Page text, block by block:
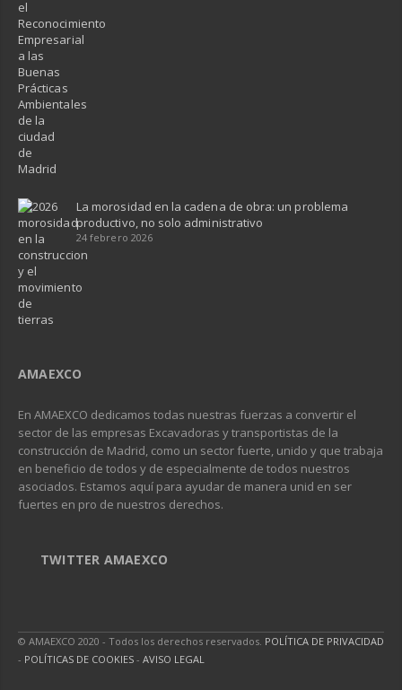
La morosidad en la cadena de obra: un problema
productivo, no solo administrativo
24 febrero 2026
AMAEXCO
En AMAEXCO dedicamos todas nuestras fuerzas a convertir el
sector de las empresas Excavadoras y transportistas de la
construcción de Madrid, como un sector fuerte, unido y que trabaja
en beneficio de todos y de especialmente de todos nuestros
asociados. Estamos aquí para ayudar de manera unid en ser
fuertes en pro de nuestros derechos.
TWITTER AMAEXCO
© AMAEXCO 2020 - Todos los derechos reservados. POLÍTICA DE PRIVACIDAD
- POLÍTICAS DE COOKIES - AVISO LEGAL